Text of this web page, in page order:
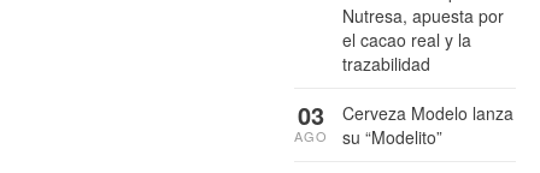
Nutresa, apuesta por
el cacao real y la
trazabilidad
Cerveza Modelo lanza
su “Modelito”
03
AGO